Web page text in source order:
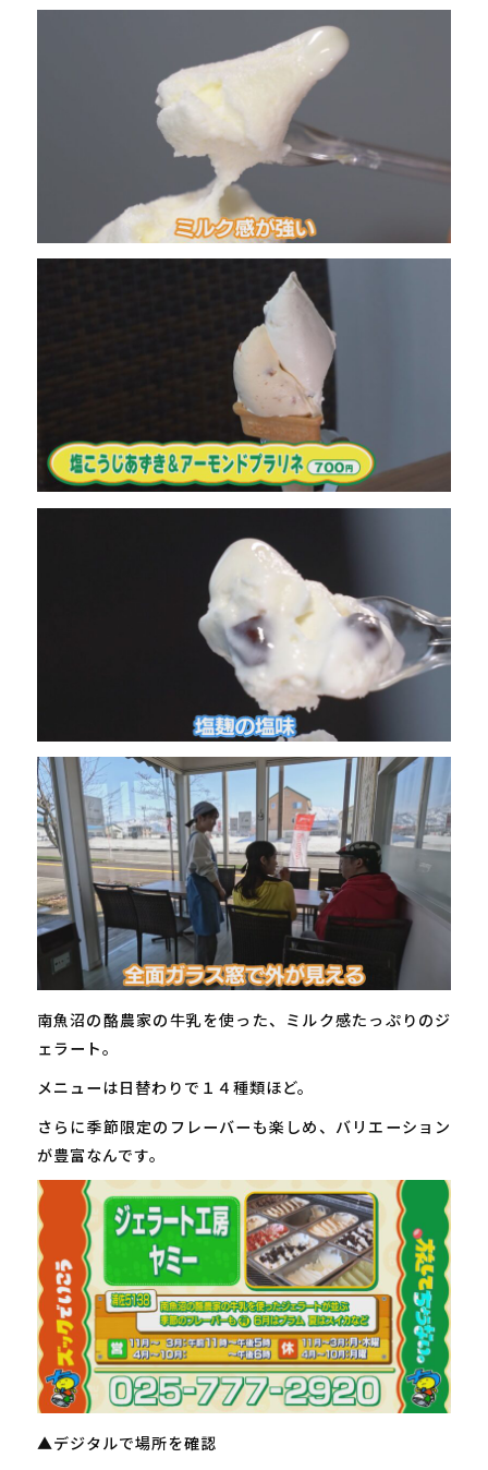
南魚沼の酪農家の牛乳を使った、ミルク感たっぷりのジ
ェラート。
メニューは日替わりで１４種類ほど。
さらに季節限定のフレーバーも楽しめ、バリエーション
が豊富なんです。
▲デジタルで場所を確認